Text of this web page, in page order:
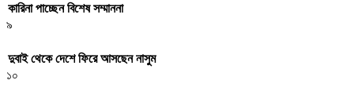
কারিনা পাচ্ছেন বিশেষ সম্মাননা
৯
দুবাই থেকে দেশে ফিরে আসছেন নাসুম
১০